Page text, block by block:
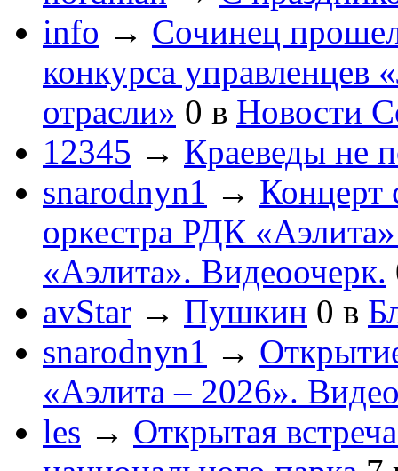
info → Сочинец
конкурса управленцев
отрасли» 0 в Новости
12345 → Краеведы не
snarodnyn1 → Концерт
оркестра РДК
«Аэлита». Видеоочерк.
avStar → Пушкин 0 в
snarodnyn1 →
«Аэлита – 2026».
les → Открытая